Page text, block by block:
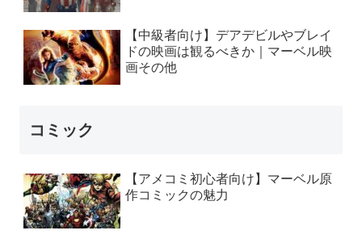
【中級者向け】デアデビルやブレイ
ドの映画は観るべきか｜マーベル映
画その他
コミック
【アメコミ初心者向け】マーベル原
作コミックの魅力